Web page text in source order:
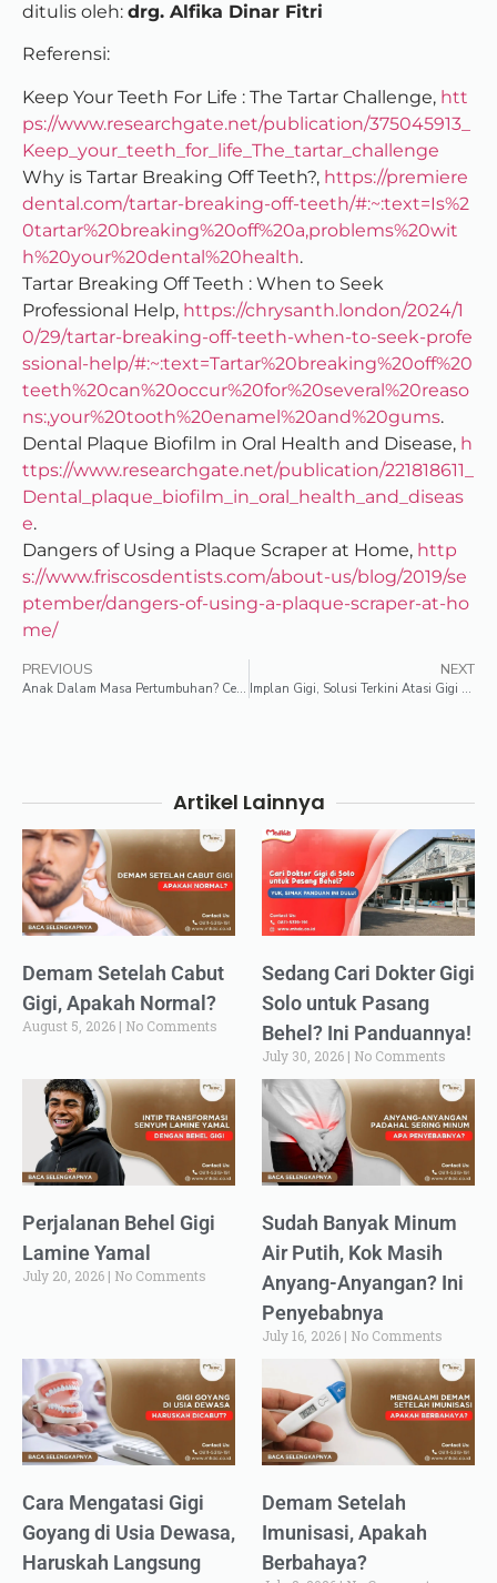
ditulis oleh: drg. Alfika Dinar Fitri
Referensi:
Keep Your Teeth For Life : The Tartar Challenge, htt
ps://www.researchgate.net/publication/375045913_
Keep_your_teeth_for_life_The_tartar_challenge
Why is Tartar Breaking Off Teeth?, https://premiere
dental.com/tartar-breaking-off-teeth/#:~:text=Is%2
0tartar%20breaking%20off%20a,problems%20wit
h%20your%20dental%20health.
Tartar Breaking Off Teeth : When to Seek
Professional Help, https://chrysanth.london/2024/1
0/29/tartar-breaking-off-teeth-when-to-seek-profe
ssional-help/#:~:text=Tartar%20breaking%20off%20
teeth%20can%20occur%20for%20several%20reaso
ns:,your%20tooth%20enamel%20and%20gums.
Dental Plaque Biofilm in Oral Health and Disease, h
ttps://www.researchgate.net/publication/221818611_
Dental_plaque_biofilm_in_oral_health_and_diseas
e.
Dangers of Using a Plaque Scraper at Home, http
s://www.friscosdentists.com/about-us/blog/2019/se
ptember/dangers-of-using-a-plaque-scraper-at-ho
me/
PREVIOUS
Anak Dalam Masa Pertumbuhan? Cek Kesehatan Gigi Susunya!
NEXT
Implan Gigi, Solusi Terkini Atasi Gigi Ompong, Aman di Kantong!
Artikel Lainnya
Demam Setelah Cabut
Gigi, Apakah Normal?
August 5, 2026 No Comments
Sedang Cari Dokter Gigi
Solo untuk Pasang
Behel? Ini Panduannya!
July 30, 2026 No Comments
Perjalanan Behel Gigi
Lamine Yamal
July 20, 2026 No Comments
Sudah Banyak Minum
Air Putih, Kok Masih
Anyang-Anyangan? Ini
Penyebabnya
July 16, 2026 No Comments
Cara Mengatasi Gigi
Goyang di Usia Dewasa,
Haruskah Langsung
Demam Setelah
Imunisasi, Apakah
Berbahaya?